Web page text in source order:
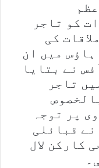
کو تاجر
کی
میں ان
نے بتایا
تاجر
پر توجہ
قبائلی
کارکن لال